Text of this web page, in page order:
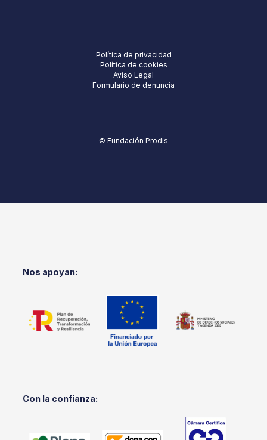
Política de privacidad
Política de cookies
Aviso Legal
Formulario de denuncia
© Fundación Prodis
Nos apoyan:
Con la confianza: